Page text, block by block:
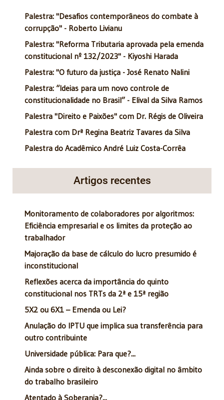
Palestra: "Desafios contemporâneos do combate à
corrupção" - Roberto Livianu
Palestra: "Reforma Tributaria aprovada pela emenda
constitucional nº 132/2023" - Kiyoshi Harada
Palestra: "O futuro da justiça - José Renato Nalini
Palestra: “Ideias para um novo controle de
constitucionalidade no Brasil” - Elival da Silva Ramos
Palestra "Direito e Paixões" com Dr. Régis de Oliveira
Palestra com Drª Regina Beatriz Tavares da Silva
Palestra do Acadêmico André Luiz Costa-Corrêa
Artigos recentes
Monitoramento de colaboradores por algoritmos:
Eficiência empresarial e os limites da proteção ao
trabalhador
Majoração da base de cálculo do lucro presumido é
inconstitucional
Reflexões acerca da importância do quinto
constitucional nos TRTs da 2ª e 15ª região
5X2 ou 6X1 – Emenda ou Lei?
Anulação do IPTU que implica sua transferência para
outro contribuinte
Universidade pública: Para que?...
Ainda sobre o direito à desconexão digital no âmbito
do trabalho brasileiro
Atentado à Soberania?...